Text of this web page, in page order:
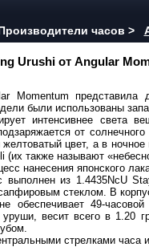
часов >
Urushi от Angular
Momentum
были использованы
интенсивнее света
от
цвет, а в
(их также называют
нанесения японского
выполнен из 1.4435NcU
стеклом. В
обеспечивает 49-
весит всего в 1.20
стрелками